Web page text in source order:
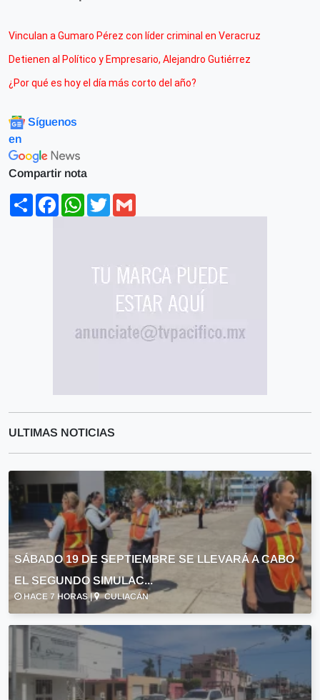
Vinculan a Gumaro Pérez con líder criminal en Veracruz
Detienen al Político y Empresario, Alejandro Gutiérrez
¿Por qué es hoy el día más corto del año?
Síguenos
en
Compartir nota
ShareFacebookWhatsApp
Twitter
ULTIMAS NOTICIAS
SÁBADO 19 DE SEPTIEMBRE SE LLEVARÁ A CABO
EL SEGUNDO SIMULAC...
HACE 7 HORAS | CULIACÁN